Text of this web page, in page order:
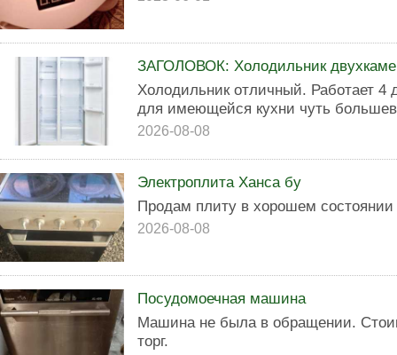
ЗАГОЛОВОК: Холодильник
Холодильник отличный. Работает 4
для имеющейся кухни чуть
2026-08-08
Электроплита Ханса бу
Продам плиту в хорошем состоянии
2026-08-08
Посудомоечная машина
Машина не была в обращении.
торг.